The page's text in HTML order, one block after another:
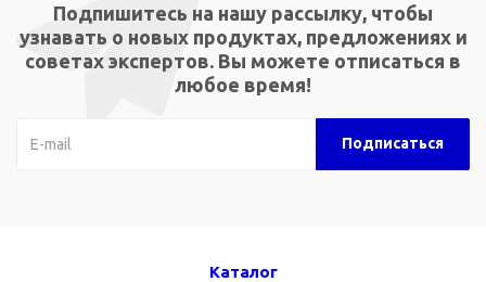
Подпишитесь на нашу рассылку, чтобы
узнавать о новых продуктах, предложениях и
советах экспертов. Вы можете отписаться в
любое время!
Каталог